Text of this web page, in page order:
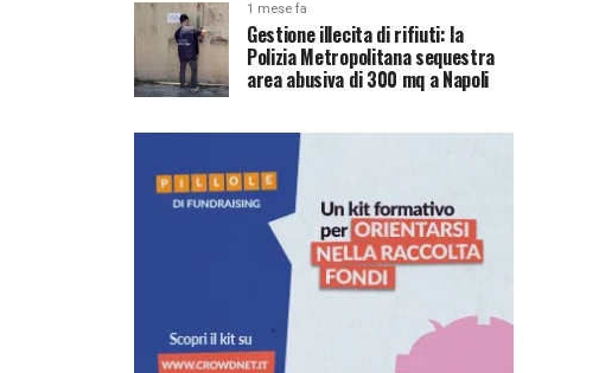
1 mese fa
Gestione illecita di rifiuti: la
Polizia Metropolitana sequestra
area abusiva di 300 mq a Napoli